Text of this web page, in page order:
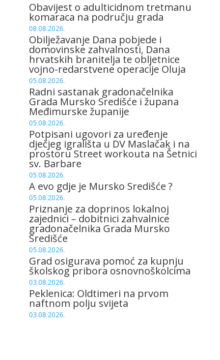
Obavijest o adulticidnom tretmanu
komaraca na području grada
08.08.2026.
Obilježavanje Dana pobjede i
domovinske zahvalnosti, Dana
hrvatskih branitelja te obljetnice
vojno-redarstvene operacije Oluja
05.08.2026.
Radni sastanak gradonačelnika
Grada Mursko Središće i župana
Međimurske županije
05.08.2026.
Potpisani ugovori za uređenje
dječjeg igrališta u DV Maslačak i na
prostoru Street workouta na Šetnici
sv. Barbare
05.08.2026.
A evo gdje je Mursko Središće ?
05.08.2026.
Priznanje za doprinos lokalnoj
zajednici – dobitnici zahvalnice
gradonačelnika Grada Mursko
Središće
05.08.2026.
Grad osigurava pomoć za kupnju
školskog pribora osnovnoškolcima
03.08.2026.
Peklenica: Oldtimeri na prvom
naftnom polju svijeta
03.08.2026.